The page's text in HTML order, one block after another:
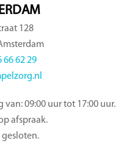
128
66 62 29
09:00 uur tot 17:00 uur.
afspraak.